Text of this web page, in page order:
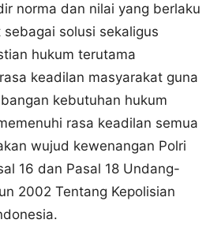
norma dan nilai yang berlaku
solusi sekaligus
hukum terutama
keadilan masyarakat guna
kebutuhan hukum
rasa keadilan semua
wujud kewenangan Polri
16 dan Pasal 18 Undang-
2002 Tentang Kepolisian